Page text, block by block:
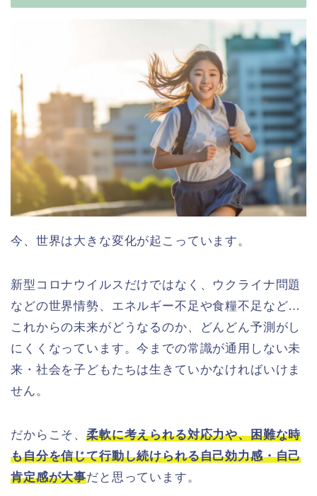
今、世界は大きな変化が起こっています。
新型コロナウイルスだけではなく、ウクライナ問題
などの世界情勢、エネルギー不足や食糧不足など…
これからの未来がどうなるのか、どんどん予測がし
にくくなっています。今までの常識が通用しない未
来・社会を子どもたちは生きていかなければいけま
せん。
だからこそ、柔軟に考えられる対応力や、困難な時
も自分を信じて行動し続けられる自己効力感・自己
肯定感が大事だと思っています。